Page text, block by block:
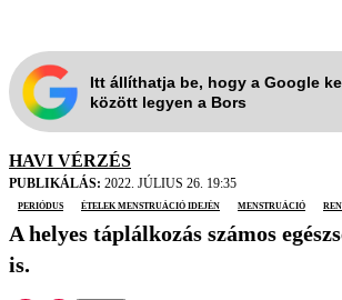
Itt állíthatja be, hogy a Google
között legyen a Bors
HAVI VÉRZÉS
PUBLIKÁLÁS: 2022. JÚLIUS 26. 19:35
periódus
ételek menstruáció idején menstruáció
A helyes táplálkozás számos
is.